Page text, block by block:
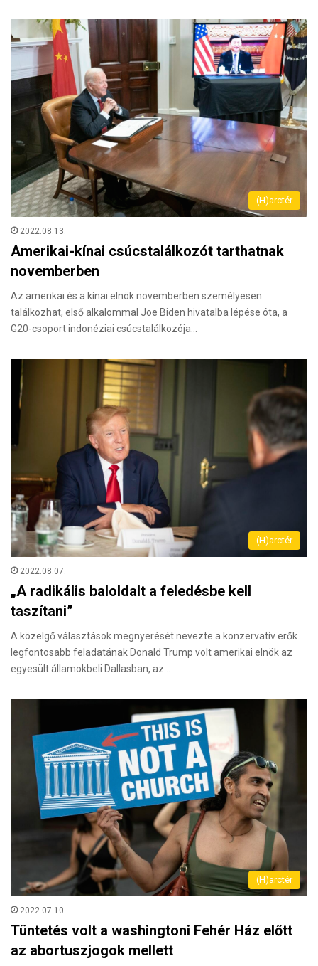
(H)arctér
2022.08.13.
Amerikai-kínai csúcstalálkozót tarthatnak
novemberben
Az amerikai és a kínai elnök novemberben személyesen
találkozhat, első alkalommal Joe Biden hivatalba lépése óta, a
G20-csoport indonéziai csúcstalálkozója…
(H)arctér
2022.08.07.
„A radikális baloldalt a feledésbe kell
taszítani”
A közelgő választások megnyerését nevezte a konzervatív erők
legfontosabb feladatának Donald Trump volt amerikai elnök az
egyesült államokbeli Dallasban, az…
(H)arctér
2022.07.10.
Tüntetés volt a washingtoni Fehér Ház előtt
az abortuszjogok mellett